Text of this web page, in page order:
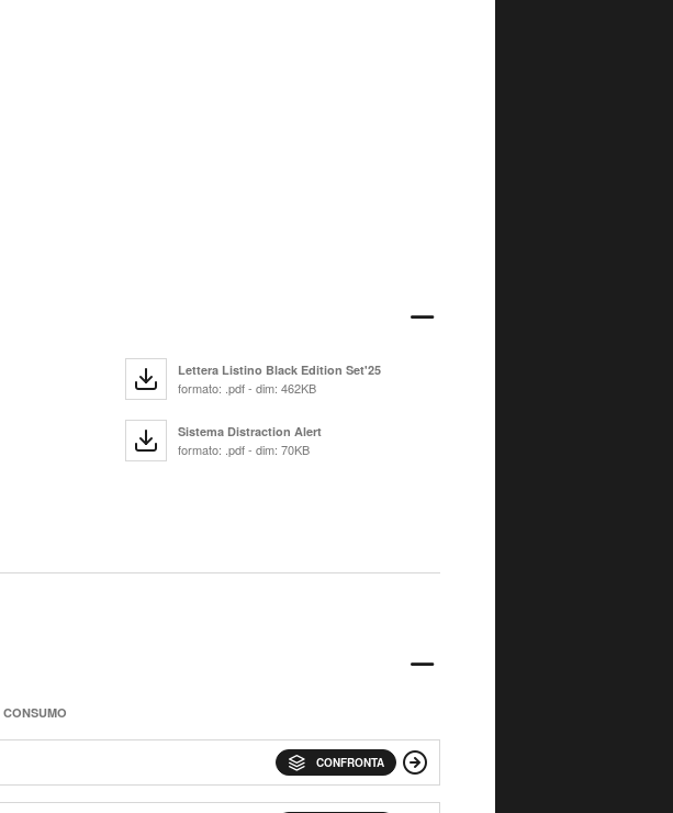
Lettera Listino Black Edition Set'25
formato: .pdf - dim: 462KB
Sistema Distraction Alert
formato: .pdf - dim: 70KB
CONSUMO
CONFRONTA